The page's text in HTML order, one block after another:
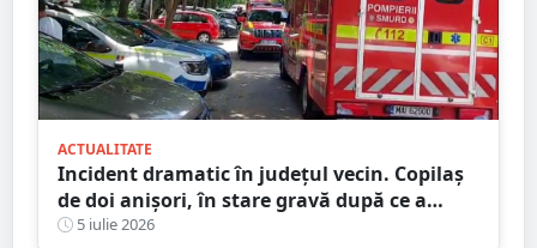
ACTUALITATE
Incident dramatic în județul vecin. Copilaș
de doi anișori, în stare gravă după ce a
căzut de la etaj
5 iulie 2026